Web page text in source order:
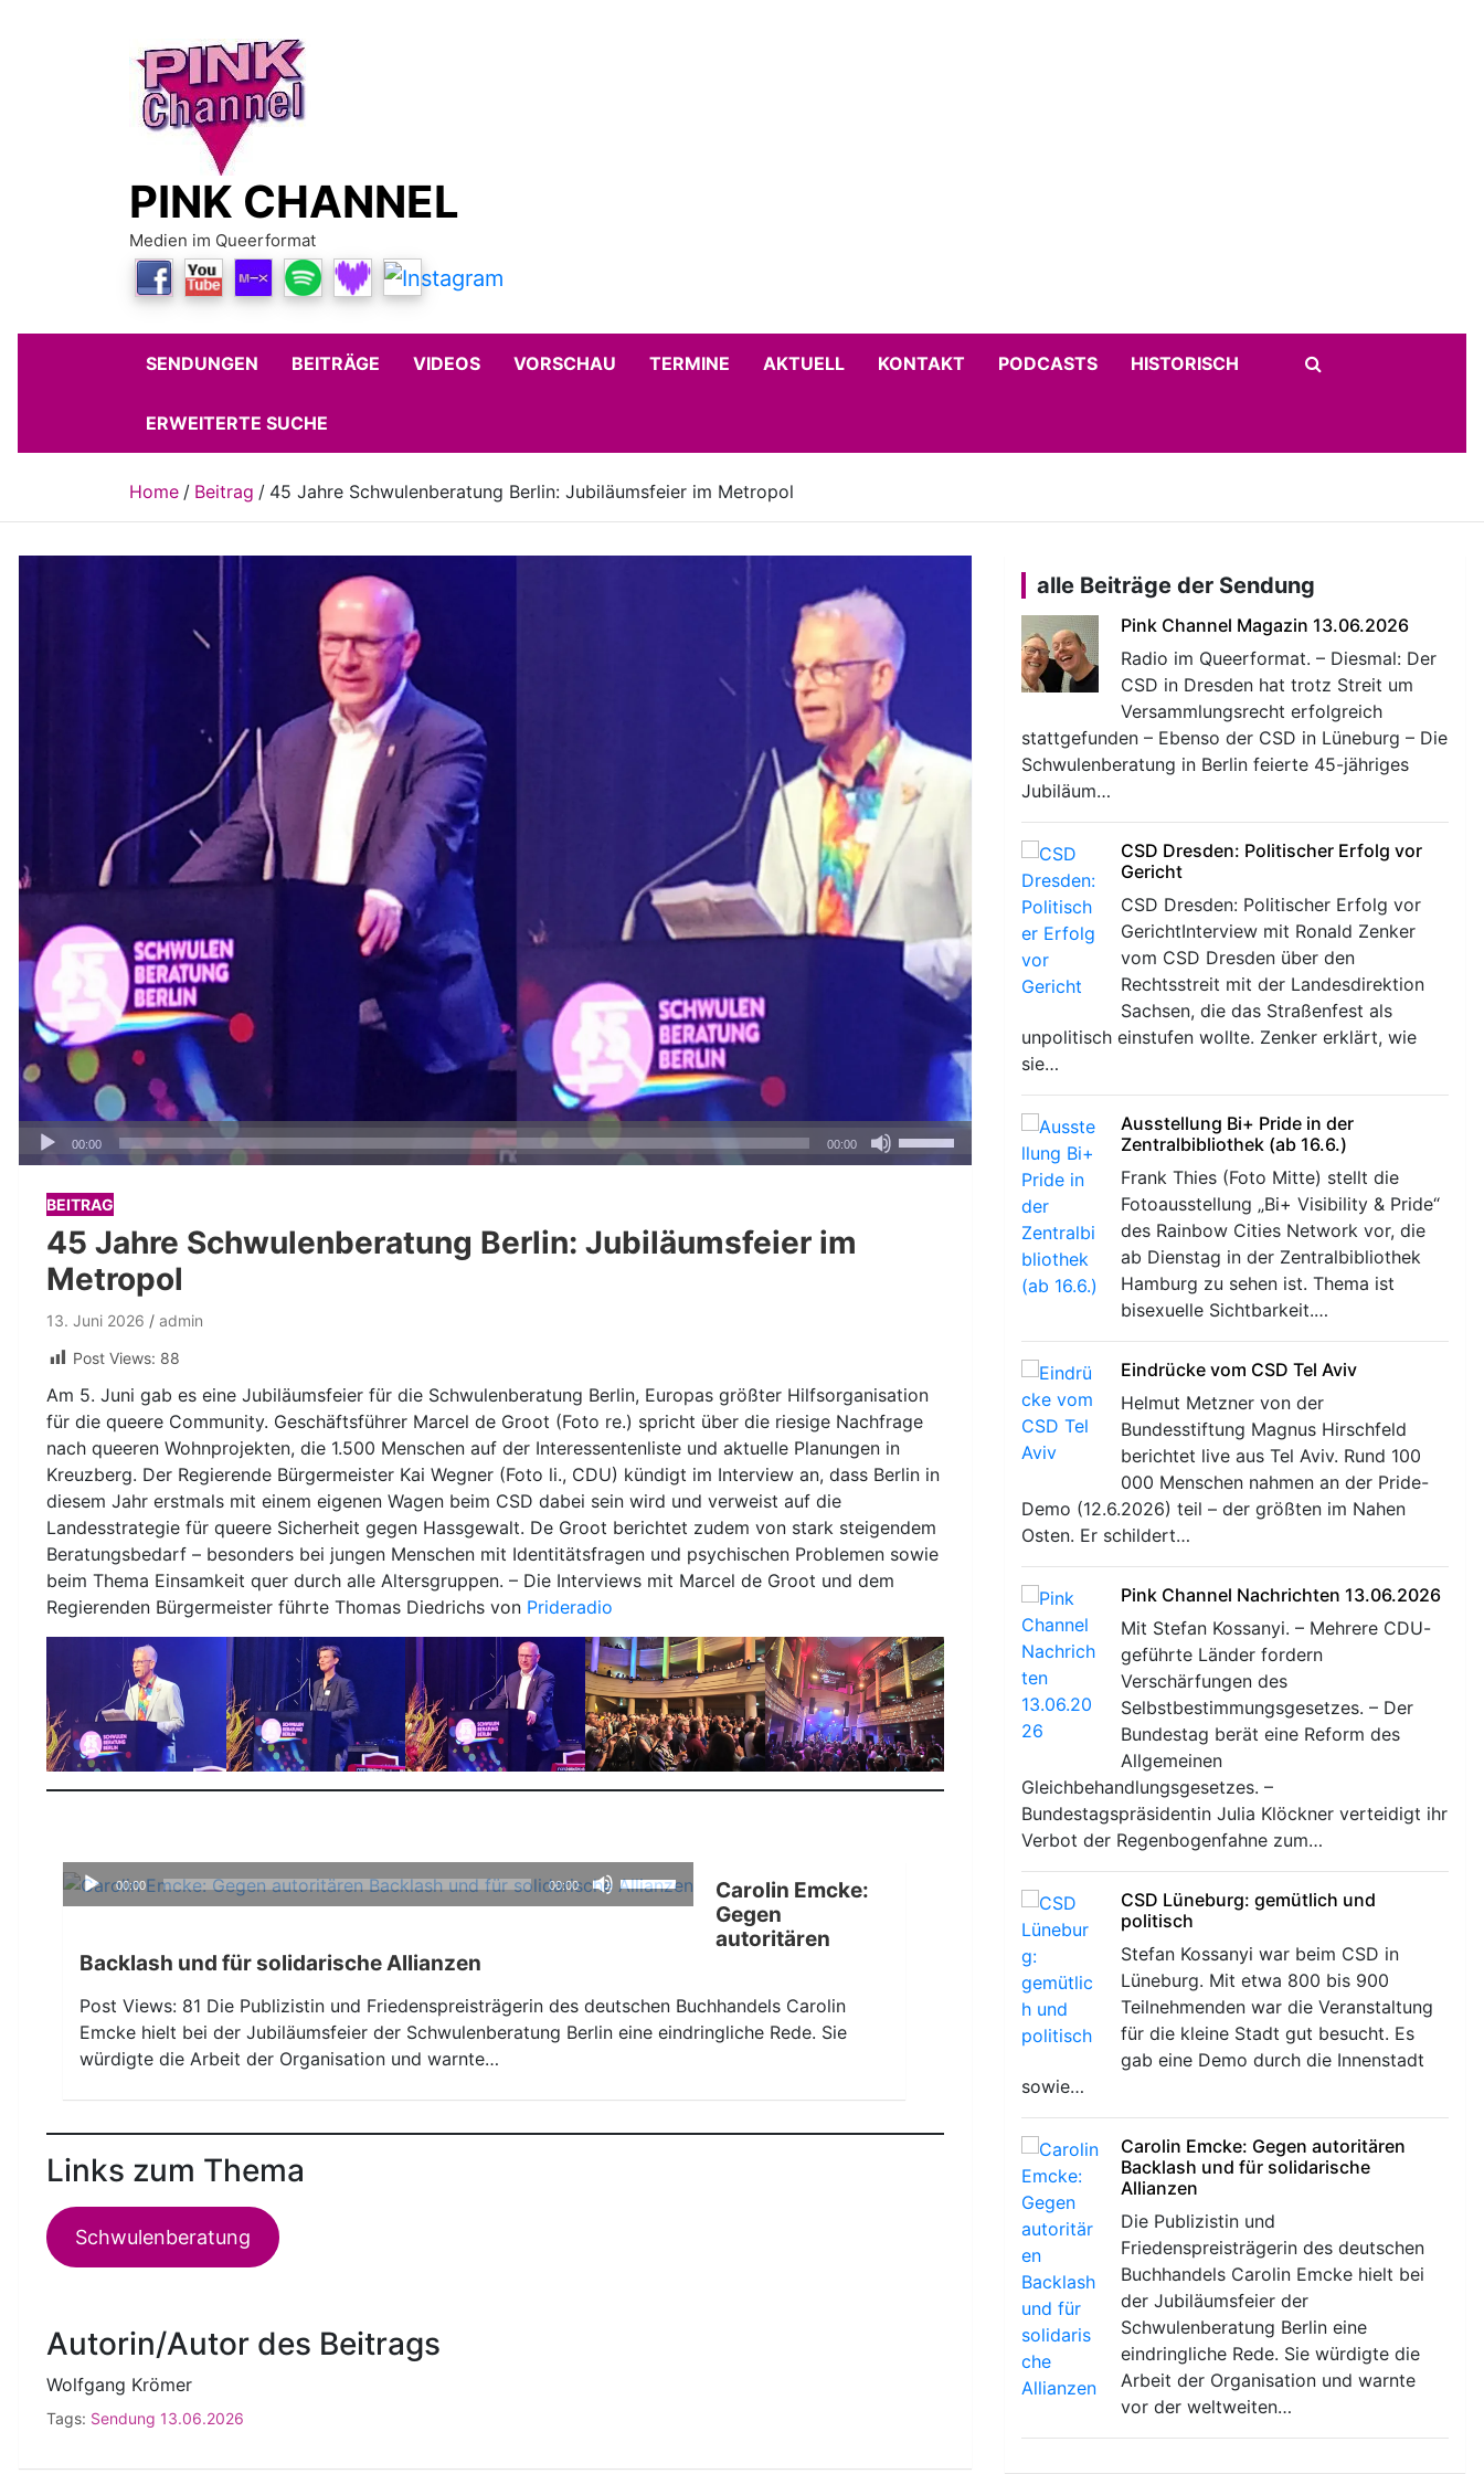
PINK CHANNEL
Medien im Queerformat
SENDUNGEN BEITRÄGE VIDEOS VORSCHAU TERMINE AKTUELL KONTAKT PODCASTS HISTORISCH
ERWEITERTE SUCHE
Home Beitrag 45 Jahre Schwulenberatung Berlin: Jubiläumsfeier im Metropol
Audio-
00:00 00:00
Pfeiltasten
BEITRAG
45 Jahre Schwulenberatung Berlin: Jubiläumsfeier im
Metropol
13. Juni 2026
admin
Post Views: 88
Am 5. Juni gab es eine Jubiläumsfeier für die Schwulenberatung Berlin, Europas größter Hilfsorganisation
für die queere Community. Geschäftsführer Marcel de Groot (Foto re.) spricht über die riesige Nachfrage
nach queeren Wohnprojekten, die 1.500 Menschen auf der Interessentenliste und aktuelle Planungen in
Kreuzberg. Der Regierende Bürgermeister Kai Wegner (Foto li., CDU) kündigt im Interview an, dass Berlin in
diesem Jahr erstmals mit einem eigenen Wagen beim CSD dabei sein wird und verweist auf die
Landesstrategie für queere Sicherheit gegen Hassgewalt. De Groot berichtet zudem von stark steigendem
Beratungsbedarf – besonders bei jungen Menschen mit Identitätsfragen und psychischen Problemen sowie
beim Thema Einsamkeit quer durch alle Altersgruppen. – Die Interviews mit Marcel de Groot und dem
Regierenden Bürgermeister führte Thomas Diedrichs von Prideradio
Audio-
00:00 00:00
Hoch/Runter
Lautstärke
zu
Carolin Emcke:
Gegen
autoritären
Backlash und für solidarische Allianzen
Post Views: 81 Die Publizistin und Friedenspreisträgerin des deutschen Buchhandels Carolin
Emcke hielt bei der Jubiläumsfeier der Schwulenberatung Berlin eine eindringliche Rede. Sie
würdigte die Arbeit der Organisation und warnte…
Links zum Thema
Schwulenberatung
Autorin/Autor des Beitrags
Wolfgang Krömer
Tags: Sendung 13.06.2026
alle Beiträge der Sendung
Pink Channel Magazin 13.06.2026
Radio im Queerformat. – Diesmal: Der
CSD in Dresden hat trotz Streit um
Versammlungsrecht erfolgreich
stattgefunden – Ebenso der CSD in Lüneburg – Die
Schwulenberatung in Berlin feierte 45-jähriges
Jubiläum…
CSD Dresden: Politischer Erfolg vor
Gericht
CSD Dresden: Politischer Erfolg vor
GerichtInterview mit Ronald Zenker
vom CSD Dresden über den
Rechtsstreit mit der Landesdirektion
Sachsen, die das Straßenfest als
unpolitisch einstufen wollte. Zenker erklärt, wie
sie…
Ausstellung Bi+ Pride in der
Zentralbibliothek (ab 16.6.)
Frank Thies (Foto Mitte) stellt die
Fotoausstellung „Bi+ Visibility & Pride“
des Rainbow Cities Network vor, die
ab Dienstag in der Zentralbibliothek
Hamburg zu sehen ist. Thema ist
bisexuelle Sichtbarkeit.…
Eindrücke vom CSD Tel Aviv
Helmut Metzner von der
Bundesstiftung Magnus Hirschfeld
berichtet live aus Tel Aviv. Rund 100
000 Menschen nahmen an der Pride-
Demo (12.6.2026) teil – der größten im Nahen
Osten. Er schildert…
Pink Channel Nachrichten 13.06.2026
Mit Stefan Kossanyi. – Mehrere CDU-
geführte Länder fordern
Verschärfungen des
Selbstbestimmungsgesetzes. – Der
Bundestag berät eine Reform des
Allgemeinen
Gleichbehandlungsgesetzes. –
Bundestagspräsidentin Julia Klöckner verteidigt ihr
Verbot der Regenbogenfahne zum…
CSD Lüneburg: gemütlich und
politisch
Stefan Kossanyi war beim CSD in
Lüneburg. Mit etwa 800 bis 900
Teilnehmenden war die Veranstaltung
für die kleine Stadt gut besucht. Es
gab eine Demo durch die Innenstadt
sowie…
Carolin Emcke: Gegen autoritären
Backlash und für solidarische
Allianzen
Die Publizistin und
Friedenspreisträgerin des deutschen
Buchhandels Carolin Emcke hielt bei
der Jubiläumsfeier der
Schwulenberatung Berlin eine
eindringliche Rede. Sie würdigte die
Arbeit der Organisation und warnte
vor der weltweiten…